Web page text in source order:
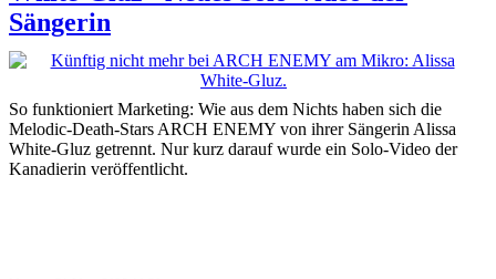
Sängerin
So funktioniert Marketing: Wie aus dem Nichts haben sich die
Melodic-Death-Stars ARCH ENEMY von ihrer Sängerin Alissa
White-Gluz getrennt. Nur kurz darauf wurde ein Solo-Video der
Kanadierin veröffentlicht.